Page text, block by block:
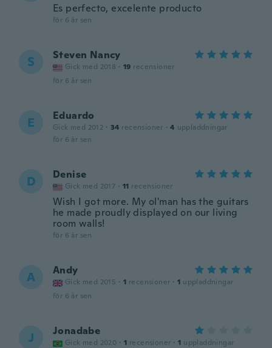
Es perfecto, excelente producto
för 6 år sen
S Steven Nancy
Gick med 2018 · 19 recensioner
för 6 år sen
E Eduardo
Gick med 2012 · 34 recensioner · 4 uppladdningar
för 6 år sen
D Denise
Gick med 2017 · 11 recensioner
Wish I got more. My ol'man has the guitars
he made proudly displayed on our living
room walls!
för 6 år sen
A Andy
Gick med 2015 · 1 recensioner · 1 uppladdningar
för 6 år sen
J Jonadabe
Gick med 2020 · 1 recensioner · 1 uppladdningar